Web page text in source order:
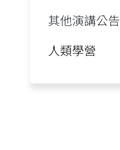
其他演講公告
人類學營